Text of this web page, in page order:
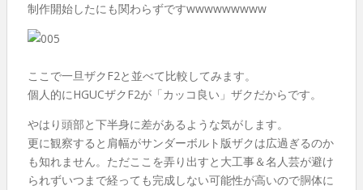
制作開始したにも関わらずですwwwwwwwww
ここで一旦ザクF2と並べて比較してみます。
個人的にHGUCザクF2が「カッコ良い」ザクだからです。
やはり頭部と下半身に差があるような気がします。
更に観察すると肩幅がサンダーボルト版ザクは広過ぎるのか
も知れません。ただここを弄り出すと大工事＆名人芸が避け
られずいつまで経っても完成しない可能性が高いので胴体に